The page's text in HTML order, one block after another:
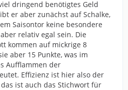
dringend benötigtes Geld
er aber zunächst auf Schalke,
Saisontor keine besondere
relativ egal sein. Die
kommen auf mickrige 8
aber 15 Punkte, was im
Aufflammen der
Effizienz ist hier also der
ist auch das Stichwort für